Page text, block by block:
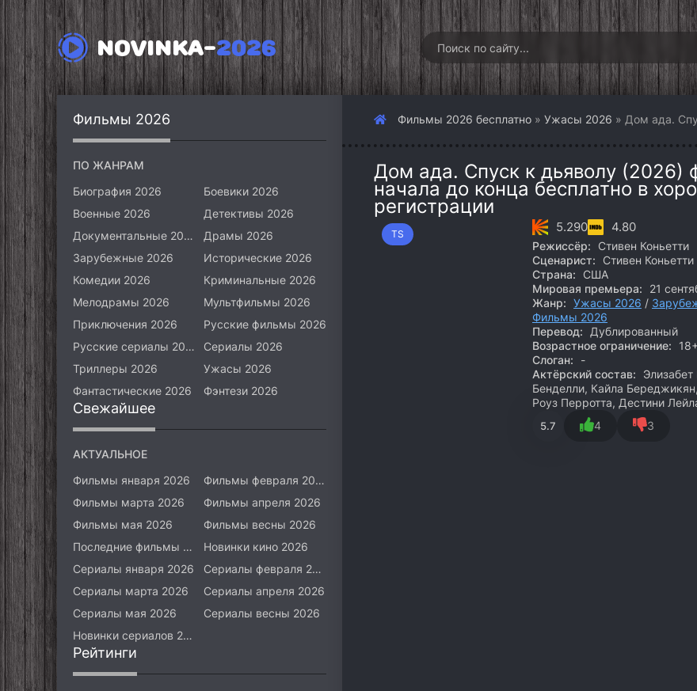
NOVINKA-2026
Фильмы 2026 бесплатно » Ужасы 2026 » Дом ада.
Дом ада. Спуск к дьяволу (2026)
начала до конца бесплатно в
регистрации
TS 5.290 4.80
Режиссёр:
Стивен Коньетти
Сценарист:
Стивен Коньетти
Страна:
США
Мировая премьера:
21
Жанр: Ужасы 2026 /
Фильмы 2026
Перевод:
Дублированный
Возрастное ограничение:
18+
Слоган:
-
Актёрский состав:
Бенделли, Кайла
Роуз Перротта, Дестини
5.7 4 3
Фильмы 2026
ПО ЖАНРАМ
Биография 2026
Боевики 2026
Военные 2026
Детективы 2026
Документальные 2026
Драмы 2026
Зарубежные 2026
Исторические 2026
Комедии 2026
Криминальные 2026
Мелодрамы 2026
Мультфильмы 2026
Приключения 2026
Русские фильмы 2026
Русские сериалы 2026
Сериалы 2026
Триллеры 2026
Ужасы 2026
Фантастические 2026
Фэнтези 2026
Свежайшее
АКТУАЛЬНОЕ
Фильмы января 2026
Фильмы февраля 2026
Фильмы марта 2026
Фильмы апреля 2026
Фильмы мая 2026
Фильмы весны 2026
Последние фильмы 2026
Новинки кино 2026
Сериалы января 2026
Сериалы февраля 2026
Сериалы марта 2026
Сериалы апреля 2026
Сериалы мая 2026
Сериалы весны 2026
Новинки сериалов 2026
Рейтинги